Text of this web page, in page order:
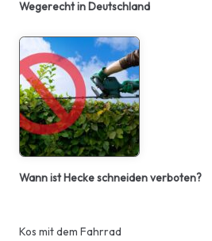
Wegerecht in Deutschland
Wann ist Hecke schneiden verboten?
Kos mit dem Fahrrad